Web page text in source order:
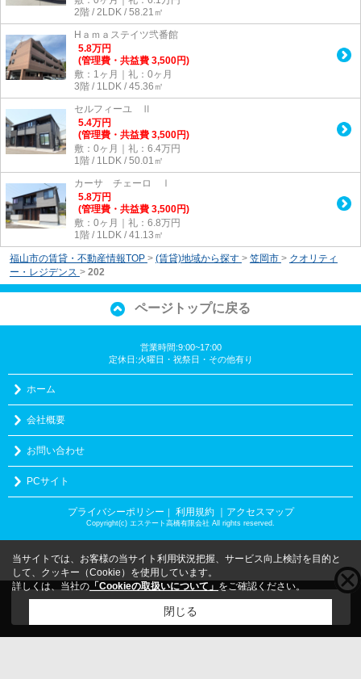
2階 / 2LDK / 58.21㎡
Hａｍａステイツ弐番館
5.8万円
(管理費・共益費 3,500円)
敷：1ヶ月｜礼：0ヶ月
3階 / 1LDK / 45.36㎡
セルフィーユ Ⅱ
5.4万円
(管理費・共益費 3,500円)
敷：0ヶ月｜礼：6.4万円
1階 / 1LDK / 50.01㎡
カーサ チェーロ Ⅰ
5.8万円
(管理費・共益費 3,500円)
敷：0ヶ月｜礼：6.8万円
1階 / 1LDK / 41.13㎡
福山市の賃貸・不動産情報TOP > (賃貸)地域から探す > 笠岡市 > クオリティ
ー・レジデンス > 202
ページトップに戻る
営業時間:9:00~17:00
定休日:火曜日・祝祭日・その他有り
ホーム
会社概要
お問い合わせ
PCサイト
プライバシーポリシー ｜ 利用規約 ｜アクセスマップ
Copyright(c) エステート高橋有限会社 All rights reserved.
こちらの物件をご覧の方にお勧めな物件
当サイトでは、お客様の当サイト利用状況把握、サービス向上検討を目的と
して、クッキー（Cookie）を使用しています。
詳しくは、当社の 「Cookieの取扱いについて」 をご確認ください。
閉じる